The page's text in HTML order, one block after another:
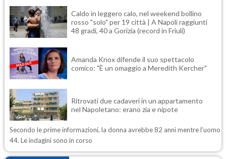
Caldo in leggero calo, nel weekend bollino
rosso "solo" per 19 città | A Napoli raggiunti
48 gradi, 40 a Gorizia (record in Friuli)
Amanda Knox difende il suo spettacolo
comico: "È un omaggio a Meredith Kercher"
Ritrovati due cadaveri in un appartamento
nel Napoletano: erano zia e nipote
Secondo le prime informazioni, la donna avrebbe 82 anni mentre l'uomo
44. Le indagini sono in corso